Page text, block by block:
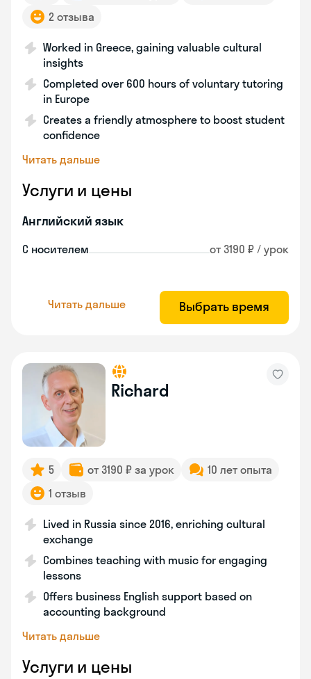
2 отзыва
Worked in Greece, gaining valuable cultural
insights
Completed over 600 hours of voluntary tutoring
in Europe
Creates a friendly atmosphere to boost student
confidence
Читать дальше
Услуги и цены
Английский язык
С носителем от 3190 ₽ / урок
Читать дальше Выбрать время
Richard
5 от 3190 ₽ за урок
10 лет опыта
1 отзыв
Lived in Russia since 2016, enriching cultural
exchange
Combines teaching with music for engaging
lessons
Offers business English support based on
accounting background
Читать дальше
Услуги и цены